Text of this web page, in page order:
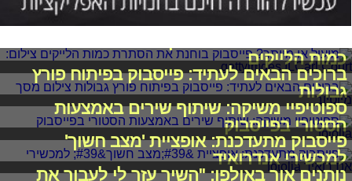
כמות הלייקים
ברוכים הבאים לעתיד: פייסבוק בפיתוח פורץ
גבולות
ספוטיפיי משיקה: שיתוף שירים באמצעות
הסטורי בפייסבוק
פייסבוק מתעדכנת: אופציית 'מצב חשוך'
למכשירי אנדרואיד
נותנים אור באולפן: "השיר עזר לי לעבור את